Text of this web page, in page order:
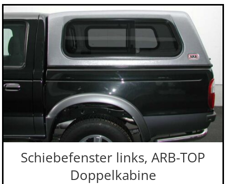
Schiebefenster links, ARB-TOP
Doppelkabine